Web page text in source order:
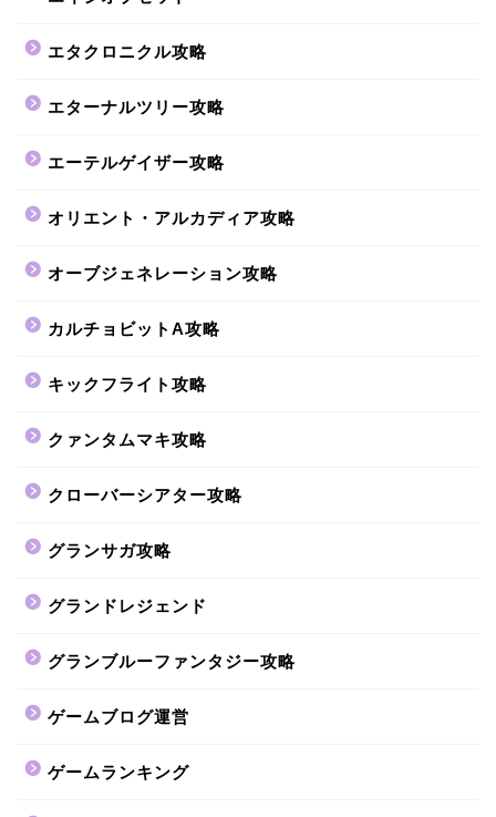
エタクロニクル攻略
エターナルツリー攻略
エーテルゲイザー攻略
オリエント・アルカディア攻略
オーブジェネレーション攻略
カルチョビットA攻略
キックフライト攻略
クァンタムマキ攻略
クローバーシアター攻略
グランサガ攻略
グランドレジェンド
グランブルーファンタジー攻略
ゲームブログ運営
ゲームランキング